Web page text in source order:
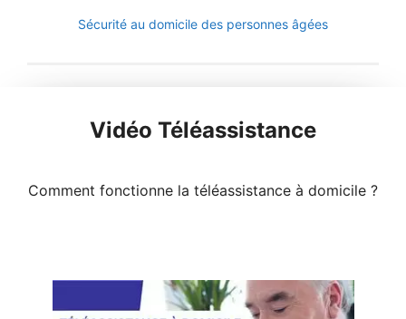
Sécurité au domicile des personnes âgées
Vidéo Téléassistance
Comment fonctionne la téléassistance à domicile ?